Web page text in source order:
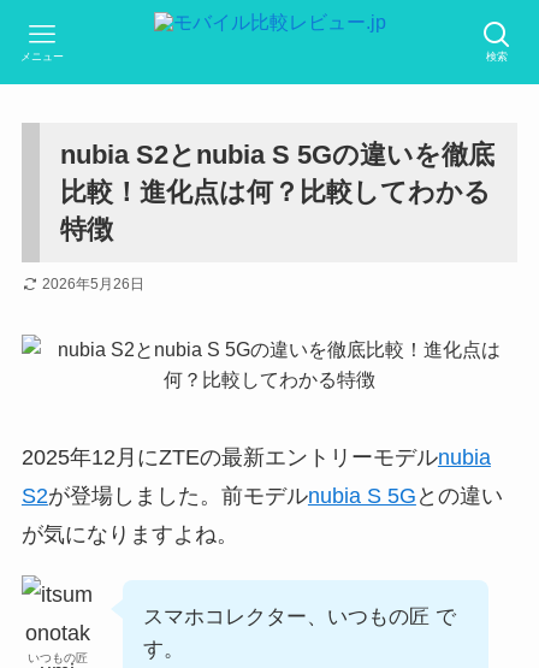
検索
メニュー
nubia S2とnubia S 5Gの違いを徹底
比較！進化点は何？比較してわかる
特徴
2026年5月26日
2025年12月にZTEの最新エントリーモデルnubia
S2が登場しました。前モデルnubia S 5G との違い
が気になりますよね。
いつもの匠
スマホコレクター、いつもの匠 で
す。